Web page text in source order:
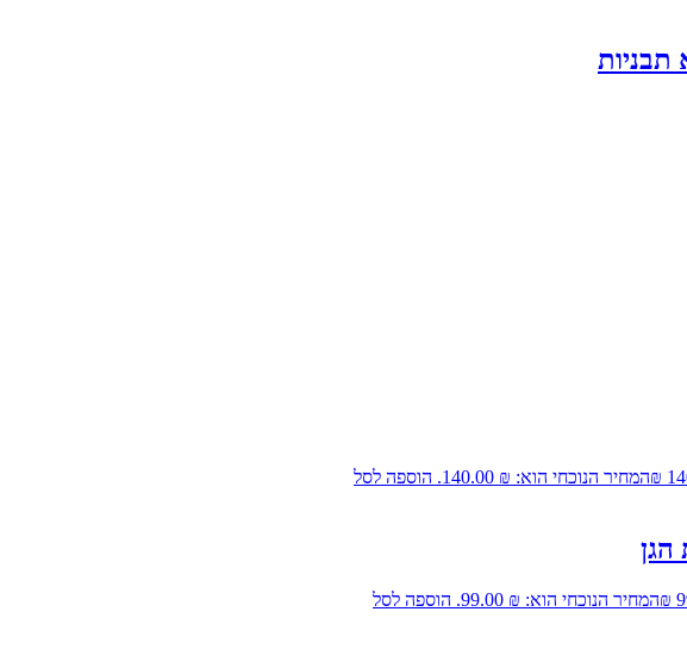
תבניות
₪המחיר הנוכחי הוא: ₪ 140.00.
הוספה לסל
הגן
₪המחיר הנוכחי הוא: ₪ 99.00. הוספה לסל